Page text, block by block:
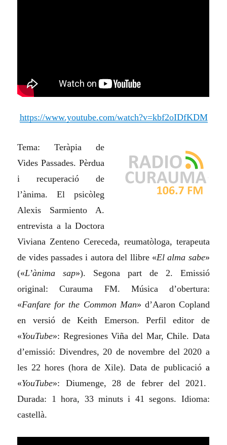
https://www.youtube.com/watch?v=kbf2oIDfKDM
Tema: Teràpia de
Vides Passades. Pèrdua
i recuperació de
l’ànima. El psicòleg
Alexis Sarmiento A.
entrevista a la Doctora
Viviana Zenteno Cereceda, reumatòloga, terapeuta
de vides passades i autora del llibre «El alma sabe»
(«L’ànima sap»). Segona part de 2. Emissió
original: Curauma FM. Música d’obertura:
«Fanfare for the Common Man» d’Aaron Copland
en versió de Keith Emerson. Perfil editor de
«YouTube»: Regresiones Viña del Mar,Chile. Data
d’emissió: Divendres, 20 denovembre del 2020 a
les 22 hores (hora de Xile). Data de publicació a
«YouTube»: Diumenge, 28 de febrer del 2021.
Durada: 1 hora, 33 minuts i 41 segons. Idioma:
castellà.